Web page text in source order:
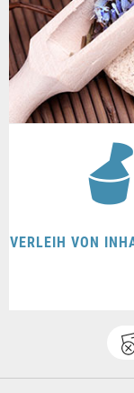
VERLEIH VON